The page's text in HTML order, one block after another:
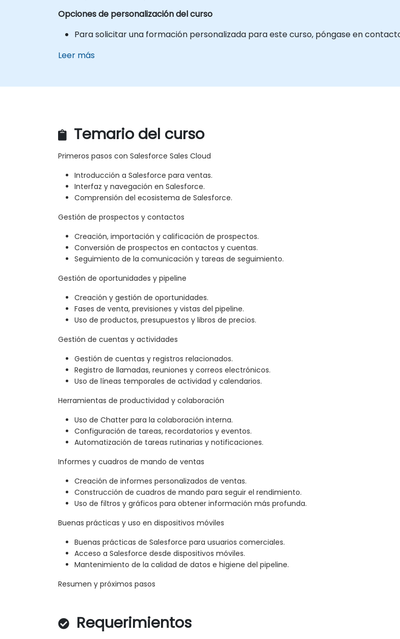
Opciones de personalización del curso
Para solicitar una formación personalizada para este curso, póngase en
Leer más
Temario del curso
Primeros pasos con Salesforce Sales Cloud
Introducción a Salesforce para ventas.
Interfaz y navegación en Salesforce.
Comprensión del ecosistema de Salesforce.
Gestión de prospectos y contactos
Creación, importación y calificación de prospectos.
Conversión de prospectos en contactos y cuentas.
Seguimiento de la comunicación y tareas de seguimiento.
Gestión de oportunidades y pipeline
Creación y gestión de oportunidades.
Fases de venta, previsiones y vistas del pipeline.
Uso de productos, presupuestos y libros de precios.
Gestión de cuentas y actividades
Gestión de cuentas y registros relacionados.
Registro de llamadas, reuniones y correos electrónicos.
Uso de líneas temporales de actividad y calendarios.
Herramientas de productividad y colaboración
Uso de Chatter para la colaboración interna.
Configuración de tareas, recordatorios y eventos.
Automatización de tareas rutinarias y notificaciones.
Informes y cuadros de mando de ventas
Creación de informes personalizados de ventas.
Construcción de cuadros de mando para seguir el rendimiento.
Uso de filtros y gráficos para obtener información más profunda.
Buenas prácticas y uso en dispositivos móviles
Buenas prácticas de Salesforce para usuarios comerciales.
Acceso a Salesforce desde dispositivos móviles.
Mantenimiento de la calidad de datos e higiene del pipeline.
Resumen y próximos pasos
Requerimientos